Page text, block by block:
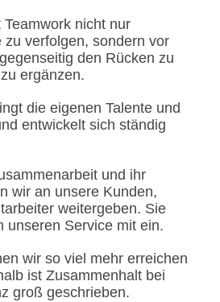
nicht nur
zu verfolgen, sondern vor
den Rücken zu
ergänzen.
die eigenen Talente und
entwickelt sich ständig
und ihr
wir an unsere Kunden,
weitergeben. Sie
unseren Service mit ein.
wir so viel mehr erreichen
ist Zusammenhalt bei
groß geschrieben.